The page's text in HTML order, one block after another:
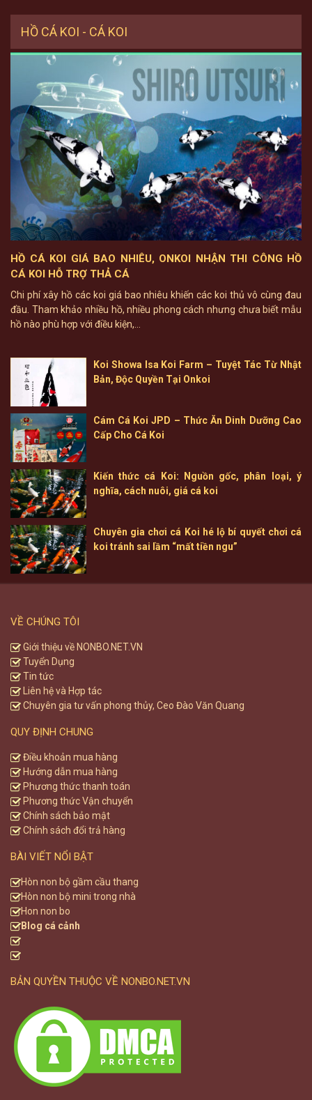
HỒ CÁ KOI - CÁ KOI
HỒ CÁ KOI GIÁ BAO NHIÊU, ONKOI NHẬN THI CÔNG HỒ
CÁ KOI HỖ TRỢ THẢ CÁ
Chi phí xây hồ các koi giá bao nhiêu khiến các koi thủ vô cùng đau
đầu. Tham khảo nhiều hồ, nhiều phong cách nhưng chưa biết mẫu
hồ nào phù hợp với điều kiện,...
Koi Showa Isa Koi Farm – Tuyệt Tác Từ Nhật
Bản, Độc Quyền Tại Onkoi
Cám Cá Koi JPD – Thức Ăn Dinh Dưỡng Cao
Cấp Cho Cá Koi
Kiến thức cá Koi: Nguồn gốc, phân loại, ý
nghĩa, cách nuôi, giá cá koi
Chuyên gia chơi cá Koi hé lộ bí quyết chơi cá
koi tránh sai lầm “mất tiền ngu”
VỀ CHÚNG TÔI
Giới thiệu về NONBO.NET.VN
Tuyển Dụng
Tin tức
Liên hệ và Hợp tác
Chuyên gia tư vấn phong thủy, Ceo Đào Văn Quang
QUY ĐỊNH CHUNG
Điều khoản mua hàng
Hướng dẫn mua hàng
Phương thức thanh toán
Phương thức Vận chuyển
Chính sách bảo mật
Chính sách đổi trả hàng
BÀI VIẾT NỔI BẬT
Hòn non bộ gầm cầu thang
Hòn non bộ mini trong nhà
Hon non bo
Blog cá cảnh
BẢN QUYỀN THUỘC VỀ NONBO.NET.VN